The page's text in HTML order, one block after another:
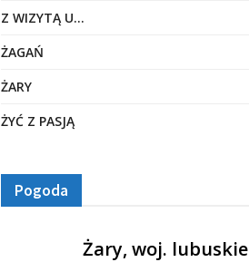
Z WIZYTĄ U…
ŻAGAŃ
ŻARY
ŻYĆ Z PASJĄ
Pogoda
Żary, woj. lubuskie